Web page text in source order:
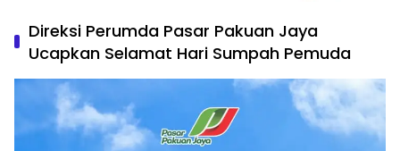
Direksi Perumda Pasar Pakuan Jaya
Ucapkan Selamat Hari Sumpah Pemuda